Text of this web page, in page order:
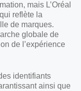
mais L’Oréal
qui reflète la
de marques.
globale de
de l’expérience
identifiants
ainsi que